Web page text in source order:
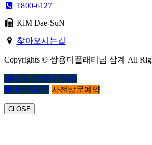
1800-6127
KiM Dae-SuN
찾아오시는길
Copyrights © 쌍용더플래티넘 삼계 All
(클릭시 상담사연결)
☎ 1800-6127 사전방문예약
CLOSE